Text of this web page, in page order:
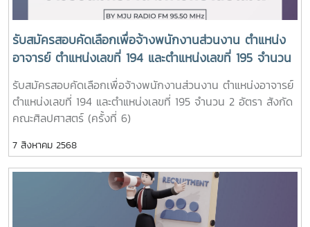
รับสมัครสอบคัดเลือกเพื่อจ้างพนักงานส่วนงาน ตำแหน่ง
อาจารย์ ตำแหน่งเลขที่ 194 และตำแหน่งเลขที่ 195 จำนวน
2 อัตรา สังกัดคณะศิลปศาสตร์ (ครั้งที่ 6)
รับสมัครสอบคัดเลือกเพื่อจ้างพนักงานส่วนงาน ตำแหน่งอาจารย์
ตำแหน่งเลขที่ 194 และตำแหน่งเลขที่ 195 จำนวน 2 อัตรา สังกัด
คณะศิลปศาสตร์ (ครั้งที่ 6)
7 สิงหาคม 2568